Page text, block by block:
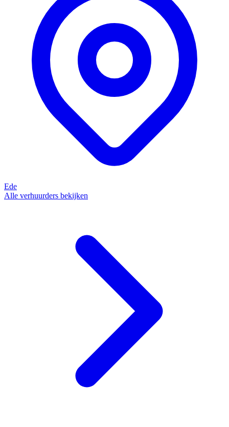
Ede
Alle verhuurders bekijken